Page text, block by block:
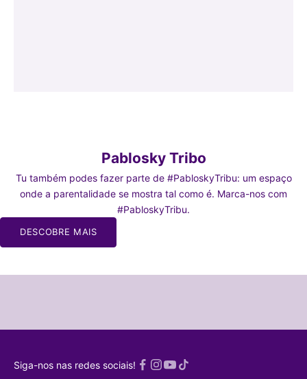
Pablosky Tribo
Tu também podes fazer parte de #PabloskyTribu: um espaço
onde a parentalidade se mostra tal como é. Marca-nos com
#PabloskyTribu.
DESCOBRE MAIS
TRIBO
mães e pais
ME!
Política de
Siga-nos nas redes sociais!